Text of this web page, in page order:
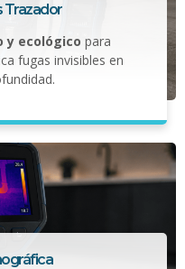
Trazador
y ecológico para
fugas invisibles en